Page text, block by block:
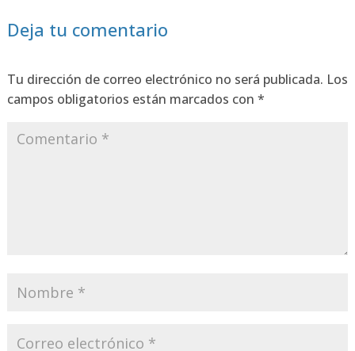
Deja tu comentario
Tu dirección de correo electrónico no será publicada. Los
campos obligatorios están marcados con *